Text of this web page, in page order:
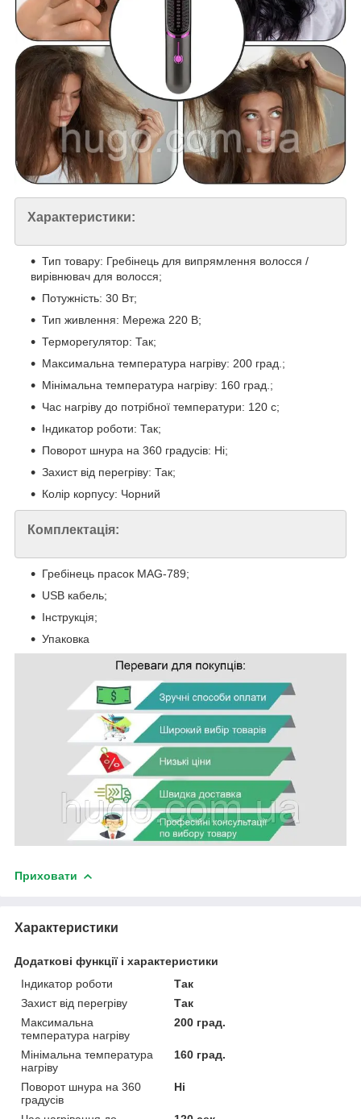
Характеристики:
Тип товару: Гребінець для випрямлення волосся /
вирівнювач для волосся;
Потужність: 30 Вт;
Тип живлення: Мережа 220 В;
Терморегулятор: Так;
Максимальна температура нагріву: 200 град.;
Мінімальна температура нагріву: 160 град.;
Час нагріву до потрібної температури: 120 с;
Індикатор роботи: Так;
Поворот шнура на 360 градусів: Ні;
Захист від перегріву: Так;
Колір корпусу: Чорний
Комплектація:
Гребінець прасок MAG-789;
USB кабель;
Інструкція;
Упаковка
Приховати
Характеристики
Додаткові функції і характеристики
Індикатор роботи
Так
Захист від перегріву
Так
Максимальна
температура нагріву
200 град.
Мінімальна температура
нагріву
160 град.
Поворот шнура на 360
градусів
Ні